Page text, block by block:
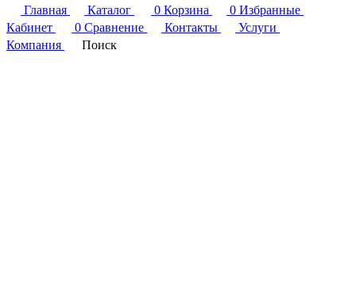
Главная
Каталог 0 Корзина 0 Избранные
Кабинет
0 Сравнение Контакты
Услуги
Компания
Поиск